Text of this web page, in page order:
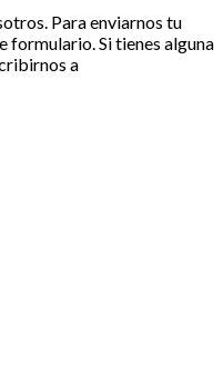
Para enviarnos tu
formulario. Si tienes alguna
a